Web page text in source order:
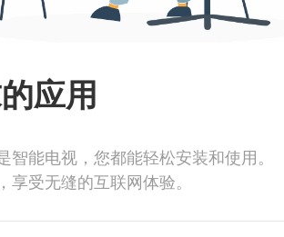
应用
能电视，您都能轻松安装和使用。
受无缝的互联网体验。